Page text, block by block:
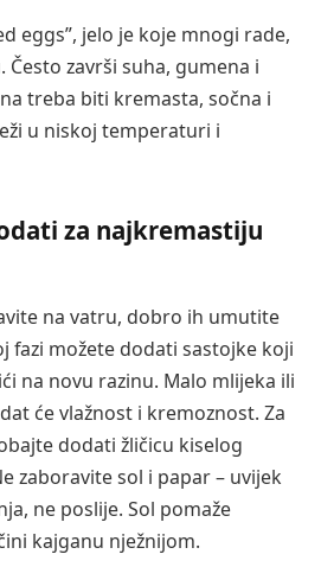
eggs”, jelo je koje mnogi rade,
završi suha, gumena i
treba biti kremasta, sočna i
u niskoj temperaturi i
za najkremastiju
na vatru, dobro ih umutite
fazi možete dodati sastojke koji
na novu razinu. Malo mlijeka ili
će vlažnost i kremoznost. Za
dodati žličicu kiselog
zaboravite sol i papar – uvijek
ne poslije. Sol pomaže
kajganu nježnijom.